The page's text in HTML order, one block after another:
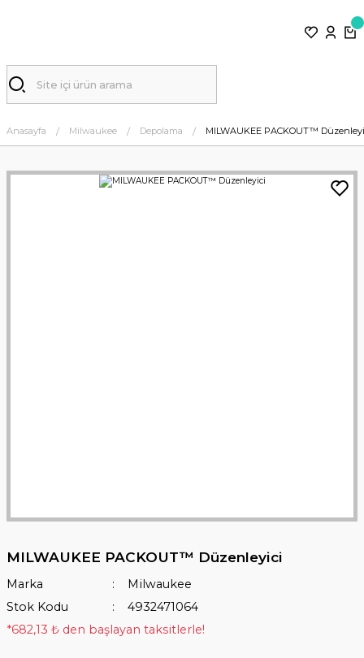
Anasayfa Milwaukee Depolama MILWAUKEE PACKOUT™
MILWAUKEE PACKOUT™ Düzenleyici
Marka
Milwaukee
Stok Kodu
4932471064
*682,13 ₺ den başlayan taksitlerle!